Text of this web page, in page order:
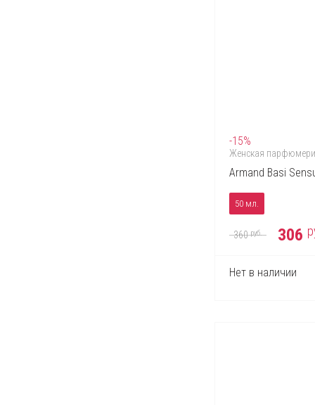
-15%
Женская
Armand Basi
50 мл.
360руб. 306
Нет в наличии